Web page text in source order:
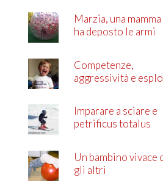
Marzia, una mamma
ha deposto le armi
Competenze,
aggressività e
Imparare a sciare e
petrificus totalus
Un bambino vivace
gli altri